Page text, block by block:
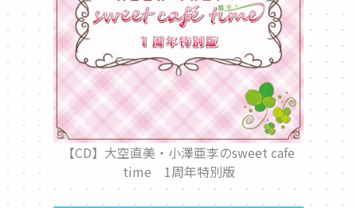
【CD】大空直美・小澤亜李のsweet cafe
time 1周年特別版